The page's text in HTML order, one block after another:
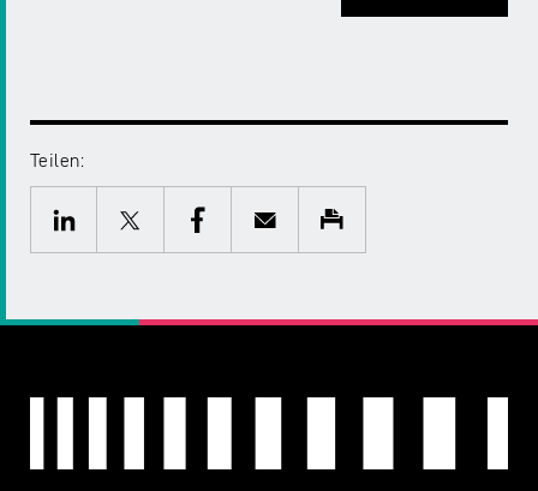
Teilen:
Twitter Facebook